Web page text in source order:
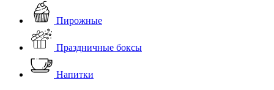
Пирожные
Праздничные боксы
Напитки